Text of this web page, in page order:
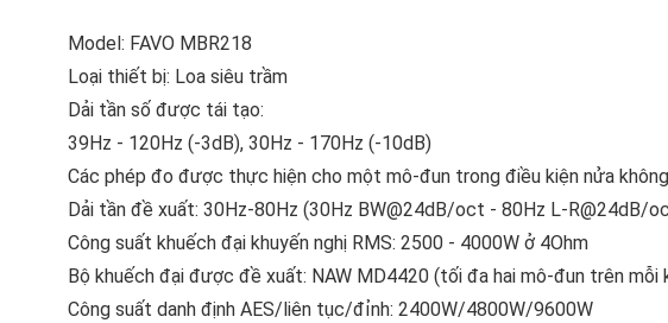
Model: FAVO MBR218
Loại thiết bị: Loa siêu trầm
Dải tần số được tái tạo:
39Hz - 120Hz (-3dB), 30Hz - 170Hz (-10dB)
Các phép đo được thực hiện cho một mô-đun trong điều kiện nửa
Dải tần đề xuất: 30Hz-80Hz (30Hz BW@24dB/oct - 80Hz L-R@24dB/
Công suất khuếch đại khuyến nghị RMS: 2500 - 4000W ở 4Ohm
Bộ khuếch đại được đề xuất: NAW MD4420 (tối đa hai mô-đun trên mỗi
Công suất danh định AES/liên tục/đỉnh: 2400W/4800W/9600W